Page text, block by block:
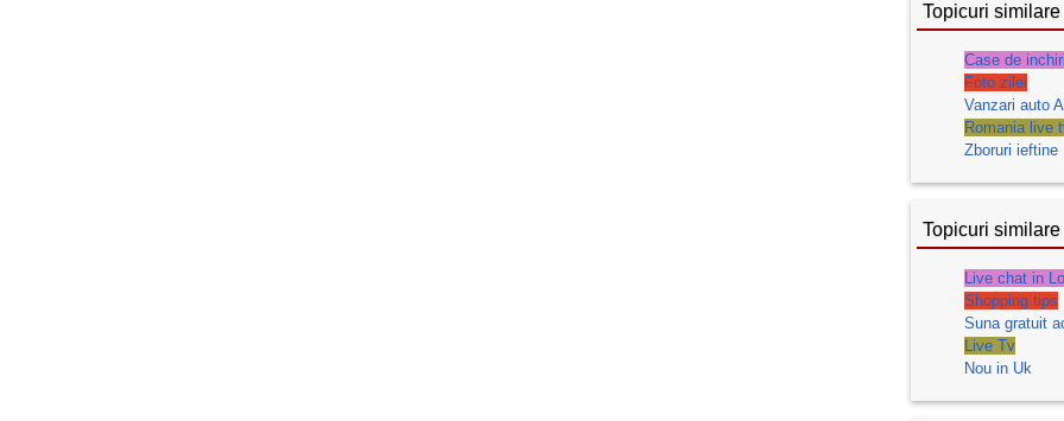
Topicuri similare
Case de
Foto zilei
Vanzari auto
Romania live
Zboruri ieftine
Topicuri similare
Live chat in
Shopping tips
Suna gratuit
Live Tv
Nou in Uk